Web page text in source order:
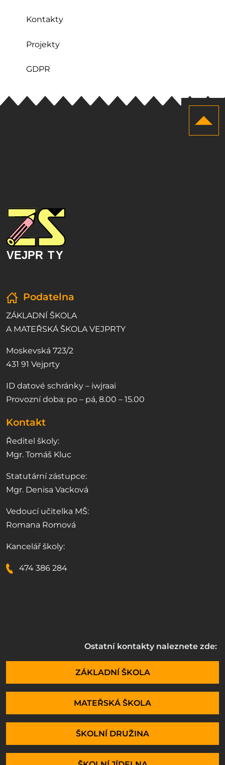
Kontakty
Projekty
GDPR
Podatelna
ZÁKLADNÍ ŠKOLA
A MATEŘSKÁ ŠKOLA VEJPRTY
Moskevská 723/2
431 91 Vejprty
ID datové schránky – iwjraai
Provozní doba: po – pá, 8.00 – 15.00
Kontakt
Ředitel školy:
Mgr. Tomáš Kluc
Statutární zástupce:
Mgr. Denisa Vacková
Vedoucí učitelka MŠ:
Romana Romová
Kancelář školy:
474 386 284
Ostatní kontakty naleznete zde:
ZÁKLADNÍ ŠKOLA
MATEŘSKÁ ŠKOLA
ŠKOLNÍ DRUŽINA